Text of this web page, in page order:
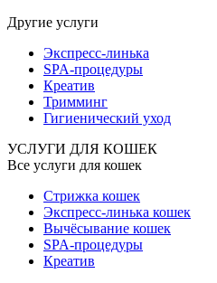
Другие услуги
Экспресс-линька
SPA-процедуры
Креатив
Тримминг
Гигиенический уход
УСЛУГИ ДЛЯ КОШЕК
Все услуги для кошек
Стрижка кошек
Экспресс-линька кошек
Вычёсывание кошек
SPA-процедуры
Креатив